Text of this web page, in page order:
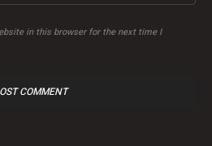
in this browser for the next time I